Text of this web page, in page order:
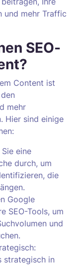
und mehr Traffic
SEO-
Content ist
mehr
Hier sind einige
eine
durch, um
die
Google
SEO-Tools, um
und
strategisch in